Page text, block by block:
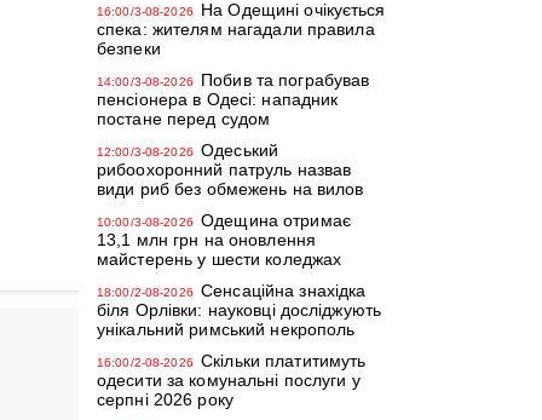
16:00/3-08-2026
На Одещині очікується
спека: жителям нагадали правила
безпеки
14:00/3-08-2026
Побив та пограбував
пенсіонера в Одесі: нападник
постане перед судом
12:00/3-08-2026
Одеський
рибоохоронний патруль назвав
види риб без обмежень на вилов
10:00/3-08-2026
Одещина отримає
13,1 млн грн на оновлення
майстерень у шести коледжах
18:00/2-08-2026
Сенсаційна знахідка
біля Орлівки: науковці досліджують
унікальний римський некрополь
16:00/2-08-2026
Скільки платитимуть
одесити за комунальні послуги у
серпні 2026 року